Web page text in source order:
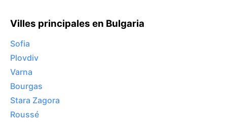
Villes principales en Bulgaria
Sofia
Plovdiv
Varna
Bourgas
Stara Zagora
Roussé